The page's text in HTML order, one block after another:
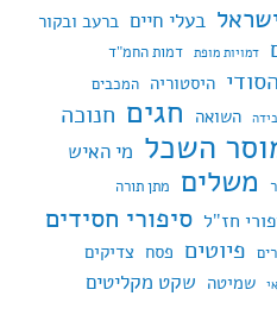
בעלי חיים ברעב ובקור
דמויות מופת דמות החמ"ד
היסטוריה המכבים
השואה חגים חנוכה
השכל מי האיש
משלים מתן תורה
חז"ל סיפורי חסידים
פיוטים פסח צדיקים
שמיטה שקט מקליטים